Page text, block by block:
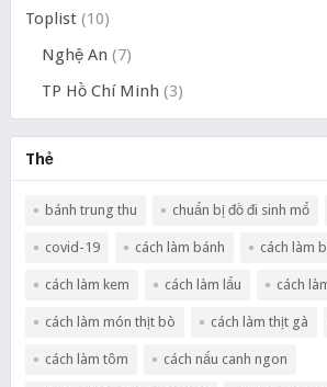
Toplist(10)
Nghệ An (7)
TP Hồ Chí Minh (3)
Thẻ
bánh trung thu chuẩn bị đồ đi sinh mổ
covid-19 cách làm bánh cách làm
cách làm kem cách làm lẩu cách
cách làm món thịt bò cách làm thịt gà
cách làm tôm cách nấu canh ngon